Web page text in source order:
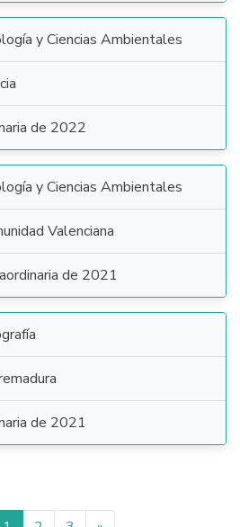
y Ciencias Ambientales
de 2022
y Ciencias Ambientales
Valenciana
de 2021
de 2021